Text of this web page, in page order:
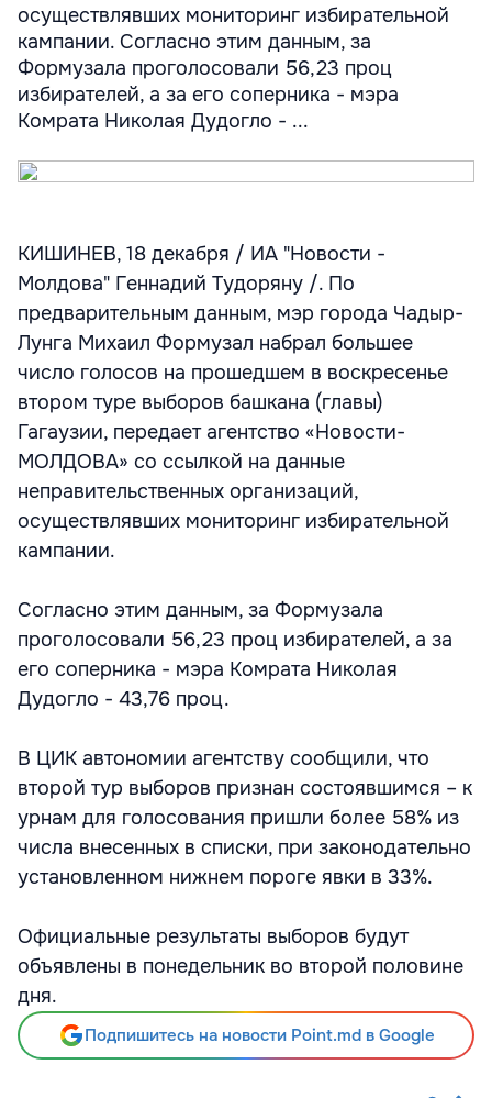
осуществлявших мониторинг избирательной
кампании. Согласно этим данным, за
Формузала проголосовали 56,23 проц
избирателей, а за его соперника - мэра
Комрата Николая Дудогло - ...
КИШИНЕВ, 18 декабря / ИА "Новости -
Молдова" Геннадий Тудоряну /. По
предварительным данным, мэр города Чадыр-
Лунга Михаил Формузал набрал большее
число голосов на прошедшем в воскресенье
втором туре выборов башкана (главы)
Гагаузии, передает агентство «Новости-
МОЛДОВА» со ссылкой на данные
неправительственных организаций,
осуществлявших мониторинг избирательной
кампании.
Согласно этим данным, за Формузала
проголосовали 56,23 проц избирателей, а за
его соперника - мэра Комрата Николая
Дудогло - 43,76 проц.
В ЦИК автономии агентству сообщили, что
второй тур выборов признан состоявшимся – к
урнам для голосования пришли более 58% из
числа внесенных в списки, при законодательно
установленном нижнем пороге явки в 33%.
Официальные результаты выборов будут
объявлены в понедельник во второй половине
дня.
Подпишитесь на новости Point.md в Google